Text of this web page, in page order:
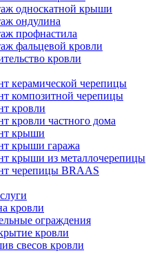
односкатной крыши
ондулина
профнастила
фальцевой кровли
кровли
керамической черепицы
композитной черепицы
кровли
кровли частного дома
крыши
крыши гаража
крыши из металлочерепицы
черепицы BRAAS
кровли
ограждения
кровли
свесов кровли